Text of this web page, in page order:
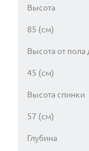
Высота
85 (см)
Высота от пола
45 (см)
Высота спинки
57 (см)
Глубина